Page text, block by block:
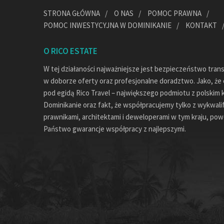
STRONA GŁÓWNA O NAS
POMOC PRAWNA
POMOC INWESTYCYJNA W DOMINIKANIE
KONTAKT
O RICO ESTATE
W tej działaności najważniejsze jest bezpieczeństwo
w doborze oferty oraz profesjonalne doradztwo. Jako, że
pod egidą Rico Travel – największego podmiotu z polskim
Dominikanie oraz fakt, że współpracujemy tylko z
prawnikami, architektami i deweloperami w tym kraju,
Państwo gwarancje współpracy z najlepszymi.